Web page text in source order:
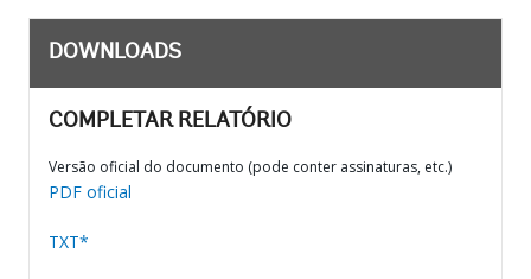
DOWNLOADS
COMPLETAR RELATÓRIO
Versão oficial do documento (pode conter assinaturas, etc.)
PDF oficial
TXT*